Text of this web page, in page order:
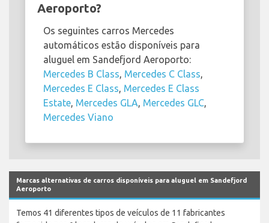
Aeroporto?
Os seguintes carros Mercedes
automáticos estão disponíveis para
aluguel em Sandefjord Aeroporto:
Mercedes B Class Mercedes C Class
Mercedes E Class Mercedes E Class
Estate Mercedes GLA Mercedes GLC
Mercedes Viano
Marcas alternativas de carros disponíveis para aluguel em Sandefjord
Aeroporto
Temos 41 diferentes tipos de veículos de 11 fabricantes